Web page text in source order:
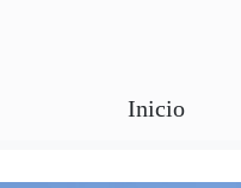
Inicio